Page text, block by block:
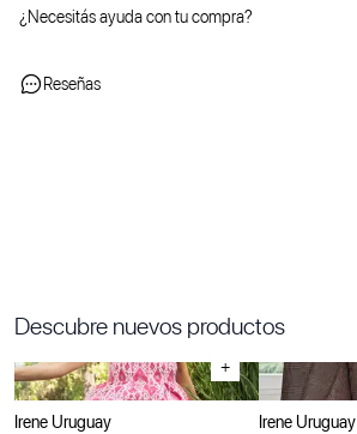
¿Necesitás ayuda con tu compra?
Reseñas
Descubre nuevos productos
+
Irene Uruguay
Irene Uruguay